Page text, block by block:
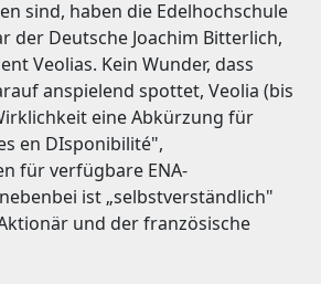
sind, haben die Edelhochschule
der Deutsche Joachim Bitterlich,
Veolias. Kein Wunder, dass
anspielend spottet, Veolia (bis
eine Abkürzung für
en DIsponibilité",
für verfügbare ENA-
ist „selbstverständlich"
und der französische